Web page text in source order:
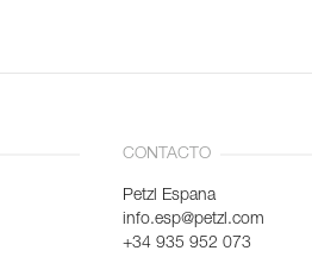
CONTACTO
Petzl Espana
info.esp@petzl.com
+34 935 952 073